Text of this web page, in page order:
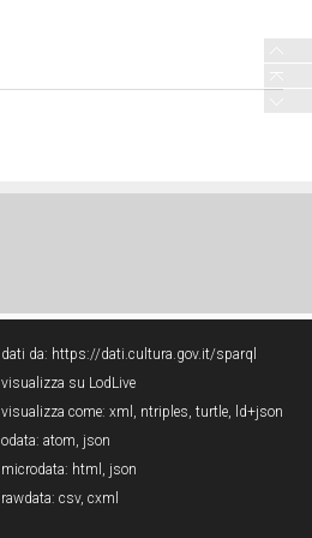
dati da: https://dati.cultura.gov.it/sparql
visualizza su LodLive
visualizza come: xml , ntriples, turtle, ld+json
odata: atom, json
microdata: html , json
rawdata: csv, cxml